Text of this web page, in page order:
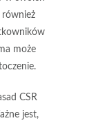
również
może
CSR
jest,